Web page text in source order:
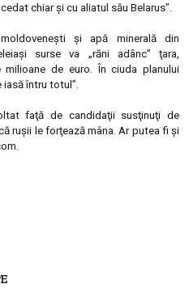
chiar şi cu aliatul său Belarus”.
şi apă minerală din
surse va „răni adânc” ţara,
de euro. În ciuda planului
iasă întru totul”.
faţă de candidaţii susţinuţi de
ruşii le forţează mâna. Ar putea fi şi